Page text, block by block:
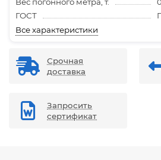
Вес погонного метра, т.
ГОСТ
Все характеристики
Срочная
доставка
Запросить
сертификат